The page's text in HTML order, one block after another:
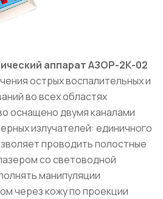
аппарат АЗОР-2К-02
острых воспалительных и
во всех областях
оснащено двумя каналами
излучателей: единичного
проводить полостные
со световодной
манипуляции
через кожу по проекции